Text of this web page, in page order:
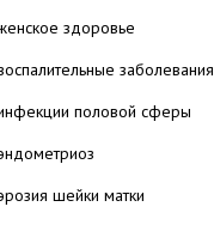
здоровье
заболевания
половой сферы
шейки матки